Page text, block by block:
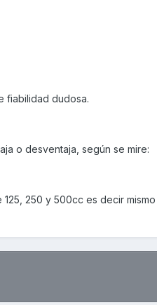
fiabilidad dudosa.
o desventaja, según se mire:
250 y 500cc es decir